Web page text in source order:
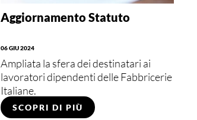
Aggiornamento Statuto
06 GIU 2024
Ampliata la sfera dei destinatari ai
lavoratori dipendenti delle Fabbricerie
Italiane.
SCOPRI DI PIÙ